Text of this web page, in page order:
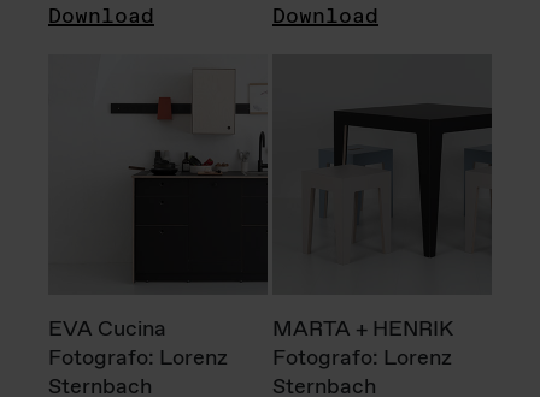
Download Download
EVA Cucina
Fotografo: Lorenz
Sternbach
MARTA + HENRIK
Fotografo: Lorenz
Sternbach